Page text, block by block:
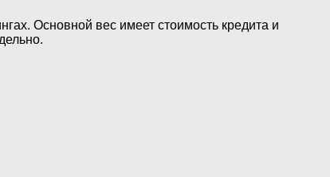
Основной вес имеет стоимость кредита и